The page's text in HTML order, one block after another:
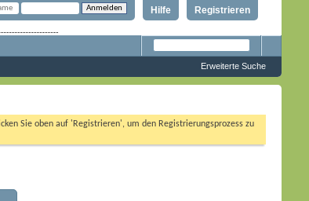
Registrieren
Hilfe
Erweiterte Suche
Sie oben auf 'Registrieren', um den Registrierungsprozess zu